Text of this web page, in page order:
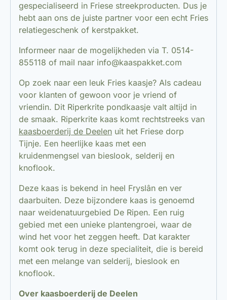
gespecialiseerd in Friese streekproducten. Dus je
hebt aan ons de juiste partner voor een echt Fries
relatiegeschenk of kerstpakket.
Informeer naar de mogelijkheden via T. 0514-
855118 of mail naar info@kaaspakket.com
Op zoek naar een leuk Fries kaasje? Als cadeau
voor klanten of gewoon voor je vriend of
vriendin. Dit Riperkrite pondkaasje valt altijd in
de smaak. Riperkrite kaas komt rechtstreeks van
kaasboerderij de Deelen uit het Friese dorp
Tijnje. Een heerlijke kaas met een
kruidenmengsel van bieslook, selderij en
knoflook.
Deze kaas is bekend in heel Fryslân en ver
daarbuiten. Deze bijzondere kaas is genoemd
naar weidenatuurgebied De Ripen. Een ruig
gebied met een unieke plantengroei, waar de
wind het voor het zeggen heeft. Dat karakter
komt ook terug in deze specialiteit, die is bereid
met een melange van selderij, bieslook en
knoflook.
Over kaasboerderij de Deelen